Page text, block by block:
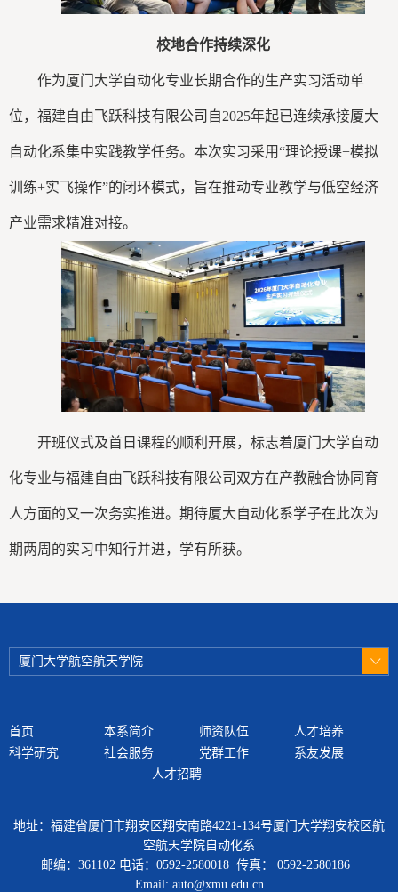
校地合作持续深化
作为厦门大学自动化专业长期合作的生产实习活动单
位，福建自由飞跃科技有限公司自2025年起已连续承接厦大
自动化系集中实践教学任务。本次实习采用“理论授课+模拟
训练+实飞操作”的闭环模式，旨在推动专业教学与低空经济
产业需求精准对接。
开班仪式及首日课程的顺利开展，标志着厦门大学自动
化专业与福建自由飞跃科技有限公司双方在产教融合协同育
人方面的又一次务实推进。期待厦大自动化系学子在此次为
期两周的实习中知行并进，学有所获。
厦门大学航空航天学院
首页 本系简介 师资队伍
人才培养
科学研究
社会服务 党群工作
系友发展
人才招聘
地址：福建省厦门市翔安区翔安南路4221-134号厦门大学翔安校区航
空航天学院自动化系
邮编：361102 电话：0592-2580018 传真： 0592-2580186
Email: auto@xmu.edu.cn